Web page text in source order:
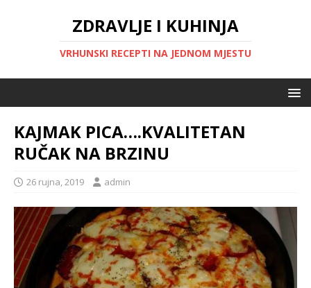
ZDRAVLJE I KUHINJA
VRHUNSKI RECEPTI NA JEDNOM MJESTU
KAJMAK PICA….KVALITETAN
RUČAK NA BRZINU
26 rujna, 2019 admin